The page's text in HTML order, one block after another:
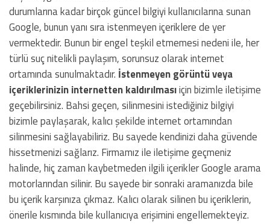
durumlarına kadar birçok güncel bilgiyi kullanıcılarına sunan
Google, bunun yanı sıra istenmeyen içeriklere de yer
vermektedir. Bunun bir engel teşkil etmemesi nedeni ile, her
türlü suç nitelikli paylaşım, sorunsuz olarak internet
ortamında sunulmaktadır. İstenmeyen görüntü veya
içeriklerinizin internetten kaldırılmasıiçin bizimle iletişime
geçebilirsiniz. Bahsi geçen, silinmesini istediğiniz bilgiyi
bizimle paylaşarak, kalıcı şekilde internet ortamından
silinmesini sağlayabiliriz. Bu sayede kendinizi daha güvende
hissetmenizi sağlarız. Firmamız ile iletişime geçmeniz
halinde, hiç zaman kaybetmeden ilgili içerikler Google arama
motorlarından silinir. Bu sayede bir sonraki aramanızda bile
bu içerik karşınıza çıkmaz. Kalıcı olarak silinen bu içeriklerin,
önerile kısmında bile kullanıcıya erişimini engellemekteyiz.